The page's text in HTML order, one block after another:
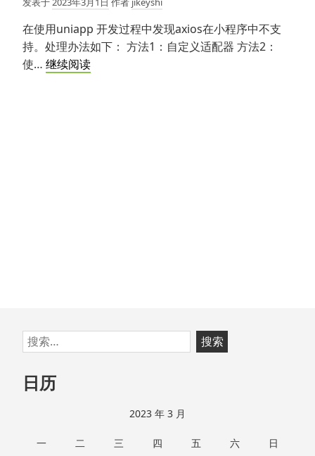
互
转
换
在使用uniapp 开发过程中发现axios在小程序中不支
持。处理办法如下： 方法1：自定义适配器 方法2：
使… 继续阅读小
跳
至
页
脚
搜
索：
日历
2023 年 3 月
一 二 三 四 五 六
日